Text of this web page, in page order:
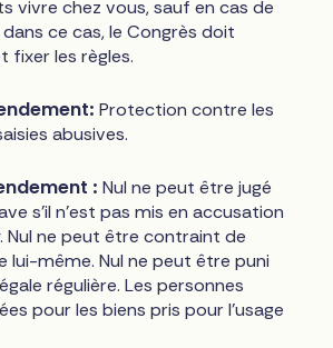
vivre chez vous, sauf en cas de
ce cas, le Congrès doit
fixer les règles.
Protection contre les
abusives.
:Nul ne peut être jugé
s'il n'est pas mis en accusation
Nul ne peut être contraint de
lui-même. Nul ne peut être puni
régulière. Les personnes
pour les biens pris pour l'usage